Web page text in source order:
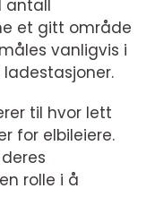
antall
et gitt område
vanligvis i
til hvor lett
for elbileiere.
rolle i å